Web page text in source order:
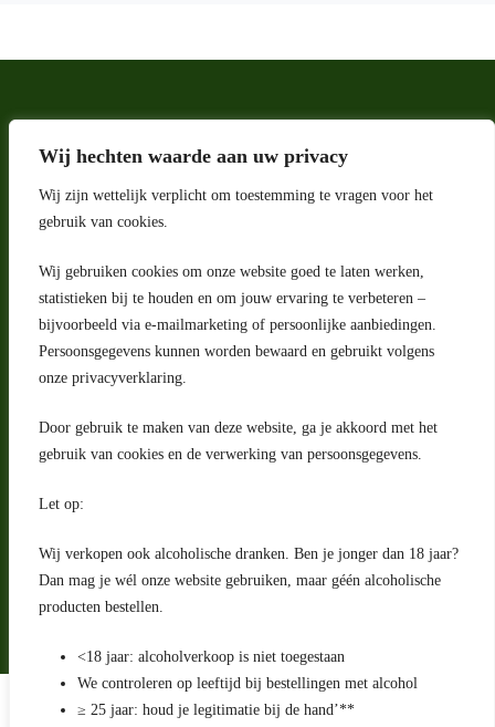
Wij hechten waarde aan uw privacy
Wij zijn wettelijk verplicht om toestemming te vragen voor het
gebruik van cookies.
Wij gebruiken cookies om onze website goed te laten werken,
statistieken bij te houden en om jouw ervaring te verbeteren –
bijvoorbeeld via e-mailmarketing of persoonlijke aanbiedingen.
Persoonsgegevens kunnen worden bewaard en gebruikt volgens
onze privacyverklaring.
Door gebruik te maken van deze website, ga je akkoord met het
gebruik van cookies en de verwerking van persoonsgegevens.
Let op:
Wij verkopen ook alcoholische dranken. Ben je jonger dan 18 jaar?
Dan mag je wél onze website gebruiken, maar géén alcoholische
producten bestellen.
<18 jaar: alcoholverkoop is niet toegestaan
We controleren op leeftijd bij bestellingen met alcohol
≥ 25 jaar: houd je legitimatie bij de hand’**
Adres
Riga 4 E
2993 LW Barendrecht
Nederland
Contact
klantenservice@portugeseproducten.nl
Facebook
Herroepingsrecht
Bij bezorging van alcoholhoudende dranken voert de bezorger
Algemene voorwaarden